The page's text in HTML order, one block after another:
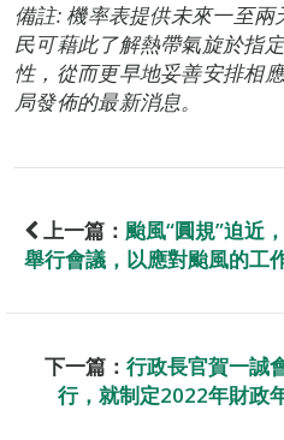
備註: 機率表提供未來一至
民可藉此了解熱帶氣旋於指
性，從而更早地妥善安排相
局發佈的最新消息。
上一篇： 颱風“圓規”迫近
舉行會議，以應對颱風的工作
下一篇： 行政長官賀一誠
行，就制定2022年財政